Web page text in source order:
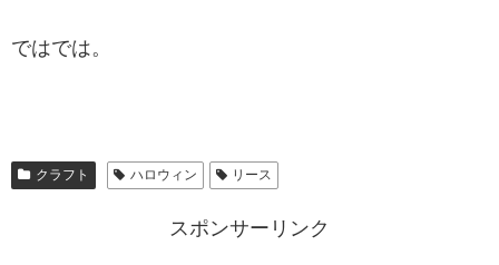
ではでは。
クラフト ハロウィン リース
スポンサーリンク